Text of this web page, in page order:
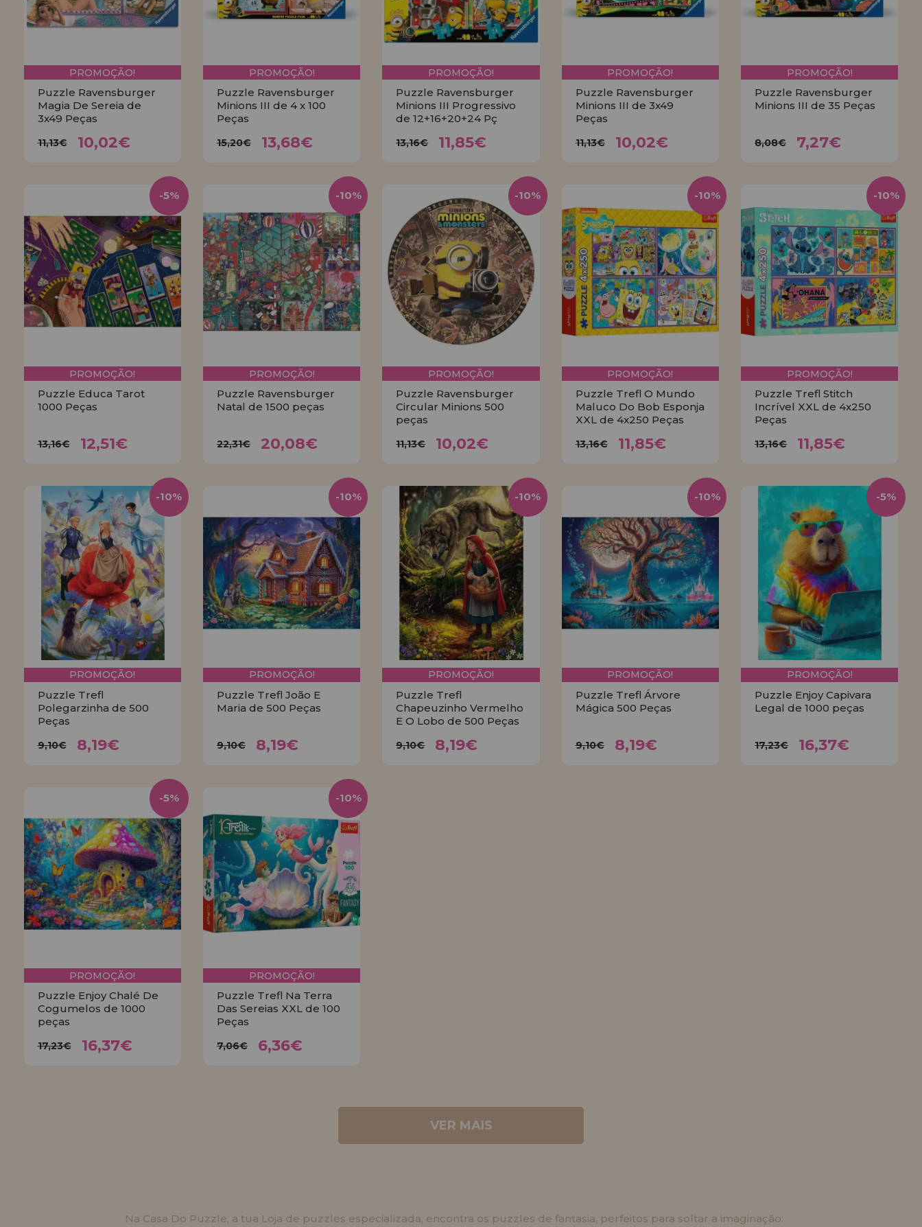
PROMOÇÃO!
Puzzle Ravensburger
Magia De Sereia de
3x49 Peças
11,13€ 10,02€
PROMOÇÃO!
Puzzle Ravensburger
Minions III de 4 x 100
Peças
15,20€ 13,68€
PROMOÇÃO!
Puzzle Ravensburger
Minions III Progressivo
de 12+16+20+24 Pç
13,16€ 11,85€
PROMOÇÃO!
Puzzle Ravensburger
Minions III de 3x49
Peças
11,13€ 10,02€
PROMOÇÃO!
Puzzle Ravensburger
Minions III de 35 Peças
8,08€ 7,27€
PROMOÇÃO!
Puzzle Educa Tarot
1000 Peças
13,16€ 12,51€
-5%
PROMOÇÃO!
Puzzle Ravensburger
Natal de 1500 peças
22,31€ 20,08€
-10%
PROMOÇÃO!
Puzzle Ravensburger
Circular Minions 500
peças
11,13€ 10,02€
-10%
PROMOÇÃO!
Puzzle Trefl O Mundo
Maluco Do Bob Esponja
XXL de 4x250 Peças
13,16€ 11,85€
-10%
PROMOÇÃO!
Puzzle Trefl Stitch
Incrível XXL de 4x250
Peças
13,16€ 11,85€
-10%
PROMOÇÃO!
Puzzle Trefl
Polegarzinha de 500
Peças
9,10€ 8,19€
-10%
PROMOÇÃO!
Puzzle Trefl João E
Maria de 500 Peças
9,10€ 8,19€
-10%
PROMOÇÃO!
Puzzle Trefl
Chapeuzinho Vermelho
E O Lobo de 500 Peças
9,10€ 8,19€
-10%
PROMOÇÃO!
Puzzle Trefl Árvore
Mágica 500 Peças
9,10€ 8,19€
-10%
PROMOÇÃO!
Puzzle Enjoy Capivara
Legal de 1000 peças
17,23€ 16,37€
-5%
PROMOÇÃO!
Puzzle Enjoy Chalé De
Cogumelos de 1000
peças
17,23€ 16,37€
-5%
PROMOÇÃO!
Puzzle Trefl Na Terra
Das Sereias XXL de 100
Peças
7,06€ 6,36€
-10%
VER MAIS
Na Casa Do Puzzle, a tua Loja de puzzles especializada, encontra os puzzles de fantasia, perfeitos para soltar a imaginação: